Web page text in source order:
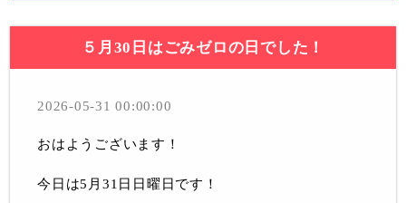
５月30日はごみゼロの日でした！
2026-05-31 00:00:00
おはようございます！
今日は5月31日日曜日です！